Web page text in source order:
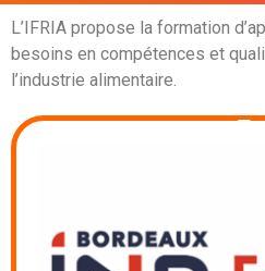
L’IFRIA propose la formation
besoins en compétences et
l’industrie alimentaire.